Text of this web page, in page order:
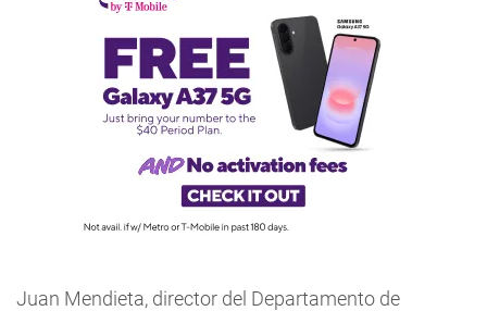
Juan Mendieta, director del Departamento de